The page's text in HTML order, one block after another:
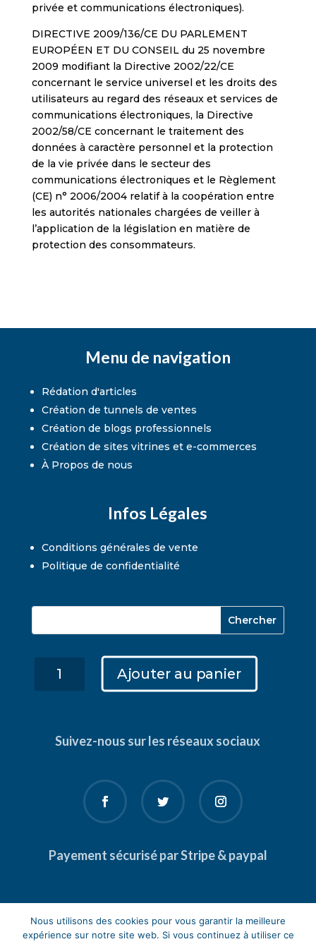
privée et communications électroniques).
DIRECTIVE 2009/136/CE DU PARLEMENT
EUROPÉEN ET DU CONSEIL du 25 novembre
2009 modifiant la Directive 2002/22/CE
concernant le service universel et les droits des
utilisateurs au regard des réseaux et services de
communications électroniques, la Directive
2002/58/CE concernant le traitement des
données à caractère personnel et la protection
de la vie privée dans le secteur des
communications électroniques et le Règlement
(CE) n° 2006/2004 relatif à la coopération entre
les autorités nationales chargées de veiller à
l’application de la législation en matière de
protection des consommateurs.
Menu de navigation
Rédation d'articles
Création de tunnels de ventes
Création de blogs professionnels
Création de sites vitrines et e-commerces
À Propos de nous
Infos Légales
Conditions générales de vente
Politique de confidentialité
BELA:
créer
Ajouter au panier
Suivez-nous sur les réseaux sociaux
Payement sécurisé par Stripe & paypal
Nous utilisons des cookies pour vous garantir la meilleure
expérience sur notre site web. Si vous continuez à utiliser ce